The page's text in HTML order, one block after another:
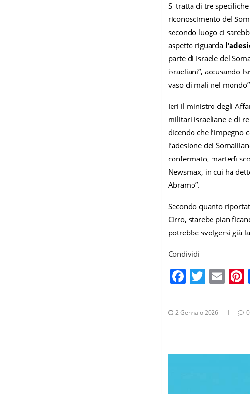
Si tratta di tre
riconoscimento del
secondo luogo ci
aspetto riguarda
parte di Israele del
israeliani”, accusando
vaso di mali nel
Ieri il ministro degli
militari israeliane e di
dicendo che l’impegno
l’adesione del
confermato, martedì
Newsmax, in cui ha
Abramo”.
Secondo quanto
Cirro, starebe
potrebbe svolgersi già
Condividi
2 Gennaio 2026